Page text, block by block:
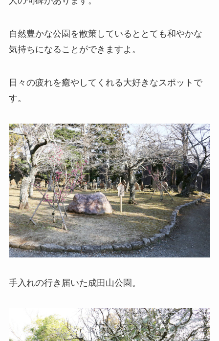
自然豊かな公園を散策しているととても和やかな
気持ちになることができますよ。
日々の疲れを癒やしてくれる大好きなスポットで
す。
手入れの行き届いた成田山公園。